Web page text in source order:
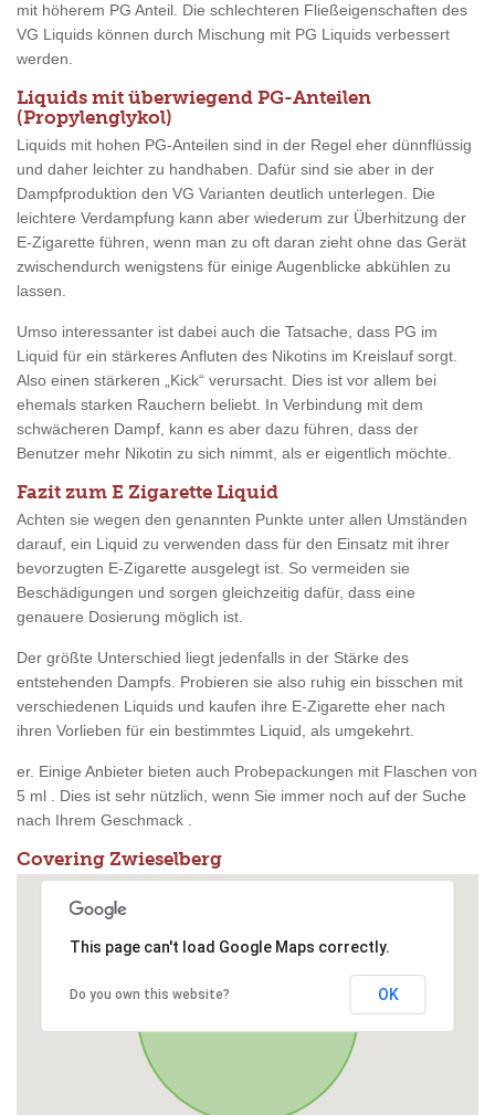
mit höherem PG Anteil. Die schlechteren Fließeigenschaften des
VG Liquids können durch Mischung mit PG Liquids verbessert
werden.
Liquids mit überwiegend PG-Anteilen
(Propylenglykol)
Liquids mit hohen PG-Anteilen sind in der Regel eher dünnflüssig
und daher leichter zu handhaben. Dafür sind sie aber in der
Dampfproduktion den VG Varianten deutlich unterlegen. Die
leichtere Verdampfung kann aber wiederum zur Überhitzung der
E-Zigarette führen, wenn man zu oft daran zieht ohne das Gerät
zwischendurch wenigstens für einige Augenblicke abkühlen zu
lassen.
Umso interessanter ist dabei auch die Tatsache, dass PG im
Liquid für ein stärkeres Anfluten des Nikotins im Kreislauf sorgt.
Also einen stärkeren „Kick“ verursacht. Dies ist vor allem bei
ehemals starken Rauchern beliebt. In Verbindung mit dem
schwächeren Dampf, kann es aber dazu führen, dass der
Benutzer mehr Nikotin zu sich nimmt, als er eigentlich möchte.
Fazit zum E Zigarette Liquid
Achten sie wegen den genannten Punkte unter allen Umständen
darauf, ein Liquid zu verwenden dass für den Einsatz mit ihrer
bevorzugten E-Zigarette ausgelegt ist. So vermeiden sie
Beschädigungen und sorgen gleichzeitig dafür, dass eine
genauere Dosierung möglich ist.
Der größte Unterschied liegt jedenfalls in der Stärke des
entstehenden Dampfs. Probieren sie also ruhig ein bisschen mit
verschiedenen Liquids und kaufen ihre E-Zigarette eher nach
ihren Vorlieben für ein bestimmtes Liquid, als umgekehrt.
er. Einige Anbieter bieten auch Probepackungen mit Flaschen von
5 ml . Dies ist sehr nützlich, wenn Sie immer noch auf der Suche
nach Ihrem Geschmack .
Covering Zwieselberg
This page can't load Google Maps correctly.
Do you own this website? OK